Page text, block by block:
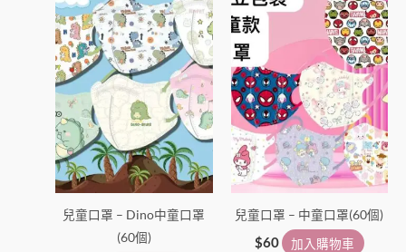
兒童口罩 – Dino中童口罩
(60個)
兒童口罩 – 中童口罩(60個)
$60 加入購物車